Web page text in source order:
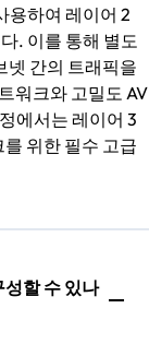
용하여 레이어 2
. 이를 통해 별도
넷 간의 트래픽을
워크와 고밀도 AV
에서는 레이어 3
위한 필수 고급
할 수 있나